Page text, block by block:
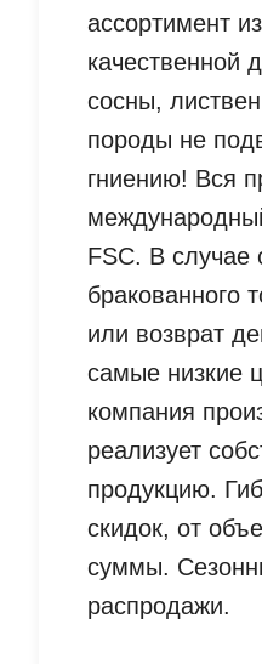
ассортимент
качественной
сосны,
породы не
гниению! Вся
FSC. В случае
бракованного
или возврат
самые низкие
компания
реализует
продукцию.
скидок, от
суммы.
распродажи.